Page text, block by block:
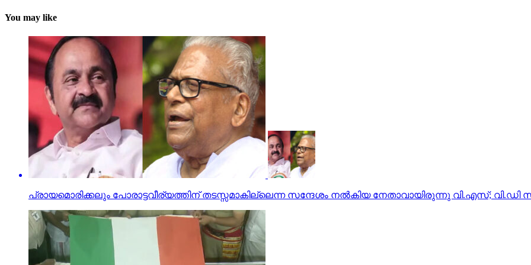
You may like
പ്രായമൊരിക്കലും പോരാട്ടവീര്യത്തിന് തടസ്സമാകില്ലെന്ന സന്ദേശം നല്‍കിയ നേതാവായിരുന്നു വി.എസ്; വി.ഡി